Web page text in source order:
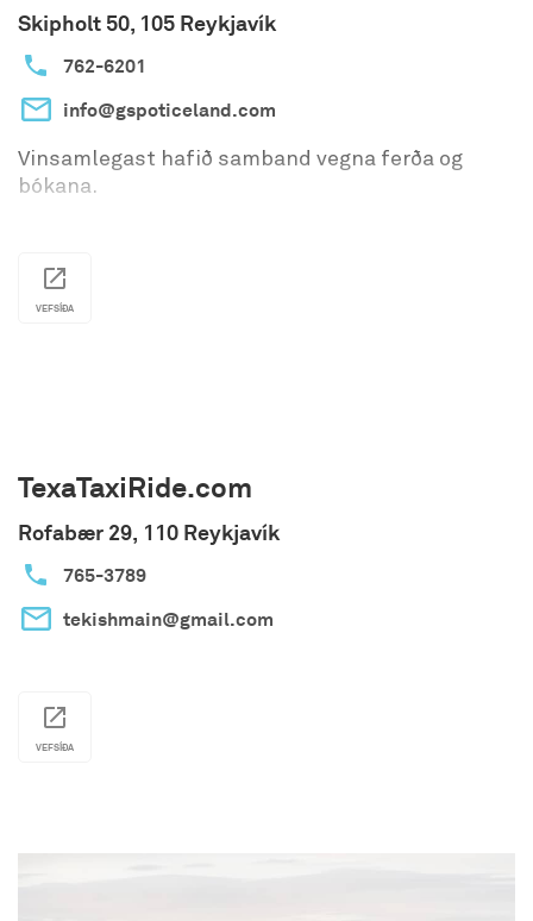
Skipholt 50, 105 Reykjavík
762-6201
info@gspoticeland.com
Vinsamlegast hafið samband vegna ferða og
bókana.
VEFSÍÐA
TexaTaxiRide.com
Rofabær 29, 110 Reykjavík
765-3789
tekishmain@gmail.com
VEFSÍÐA